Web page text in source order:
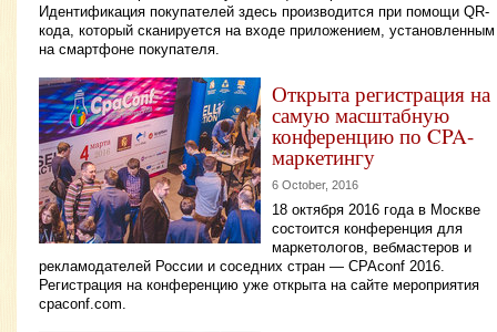
Идентификация покупателей здесь производится при помощи QR-
кода, который сканируется на входе приложением, установленным
на смартфоне покупателя.
Открыта регистрация на
самую масштабную
конференцию по CPA-
маркетингу
6 October, 2016
18 октября 2016 года в Москве
состоится конференция для
маркетологов, вебмастеров и
рекламодателей России и соседних стран — CPAconf 2016.
Регистрация на конференцию уже открыта на сайте мероприятия
cpaconf.com.